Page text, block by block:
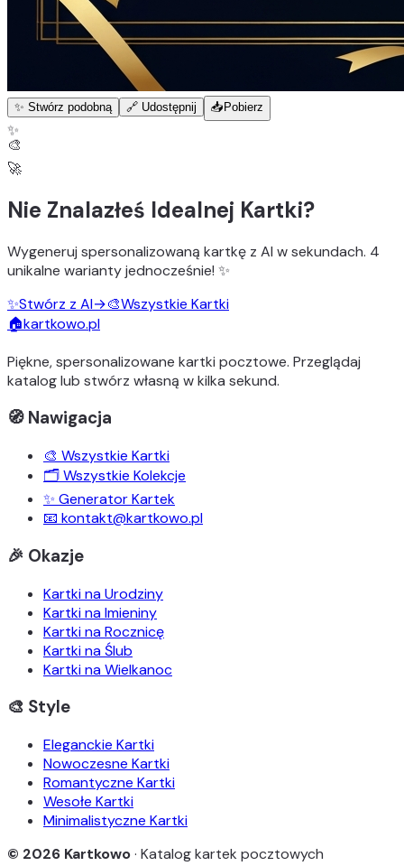
✨ Stwórz podobną 🔗 Udostępnij 📥 Pobierz
✨
🎨
🚀
Nie Znalazłeś Idealnej Kartki?
Wygeneruj spersonalizowaną kartkę z AI w sekundach. 4
unikalne wariantyjednocześnie! ✨
✨Stwórz z AI→🎨Wszystkie Kartki
🏠kartkowo.pl
Piękne, spersonalizowane kartki pocztowe. Przeglądaj
katalog lub stwórz własną w kilka sekund.
🧭 Nawigacja
🎨 Wszystkie Kartki
🗂️ Wszystkie Kolekcje
✨ Generator Kartek
📧 kontakt@kartkowo.pl
🎉 Okazje
Kartki na Urodziny
Kartki na Imieniny
Kartki na Rocznicę
Kartki na Ślub
Kartki na Wielkanoc
🎨 Style
Eleganckie Kartki
Nowoczesne Kartki
Romantyczne Kartki
Wesołe Kartki
Minimalistyczne Kartki
© 2026 Kartkowo· Katalog kartek pocztowych